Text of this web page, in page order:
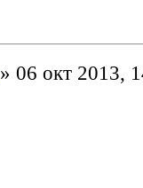
» 06 окт 2013,